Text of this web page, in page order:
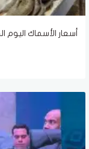
أسعار الأسماك اليوم الجمعة 7